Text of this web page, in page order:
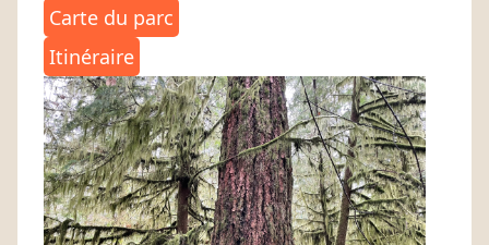
Carte du parc
Itinéraire